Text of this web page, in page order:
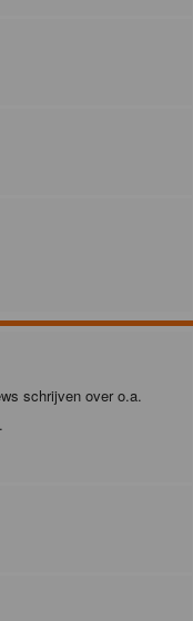
schrijven over o.a.